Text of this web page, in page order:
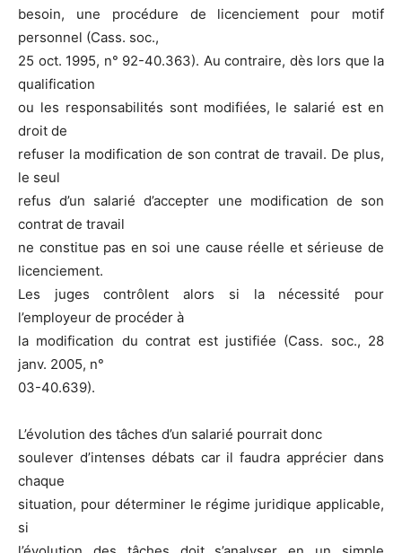
besoin, une procédure de licenciement pour motif
personnel (Cass. soc.,
25 oct. 1995, n° 92-40.363). Au contraire, dès lors que la
qualification
ou les responsabilités sont modifiées, le salarié est en
droit de
refuser la modification de son contrat de travail. De plus,
le seul
refus d’un salarié d’accepter une modification de son
contrat de travail
ne constitue pas en soi une cause réelle et sérieuse de
licenciement.
Les juges contrôlent alors si la nécessité pour
l’employeur de procéder à
la modification du contrat est justifiée (Cass. soc., 28
janv. 2005, n°
03-40.639).
L’évolution des tâches d’un salarié pourrait donc
soulever d’intenses débats car il faudra apprécier dans
chaque
situation, pour déterminer le régime juridique applicable,
si